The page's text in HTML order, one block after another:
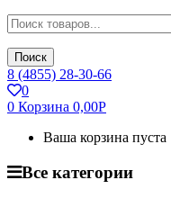
Поиск
8 (4855) 28-30-66
0
0 Корзина 0,00Р
Ваша корзина пуста
Все категории